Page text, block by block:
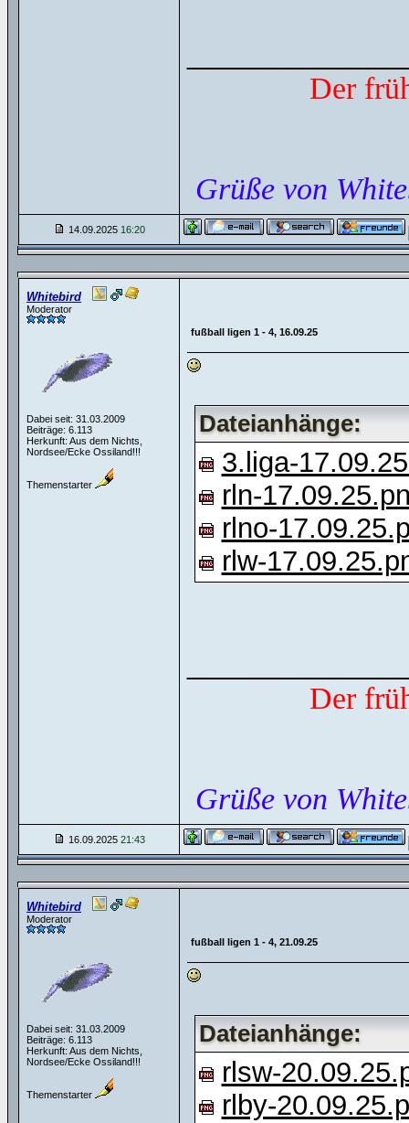
Der
Grüße von
14.09.2025 16:20
Whitebird
Moderator
Dabei seit: 31.03.2009
Beiträge: 6.113
Herkunft: Aus dem Nichts,
Nordsee/Ecke Ossiland!!!
Themenstarter
fußball ligen 1 - 4, 16.09.25
Dateianhänge:
3.liga-
rln-
rlno-
rlw-
Der
Grüße von
16.09.2025 21:43
Whitebird
Moderator
Dabei seit: 31.03.2009
Beiträge: 6.113
Herkunft: Aus dem Nichts,
Nordsee/Ecke Ossiland!!!
Themenstarter
fußball ligen 1 - 4, 21.09.25
Dateianhänge:
rlsw-
rlby-